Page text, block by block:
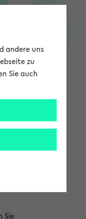
Sie
andere uns
zu
Sie auch